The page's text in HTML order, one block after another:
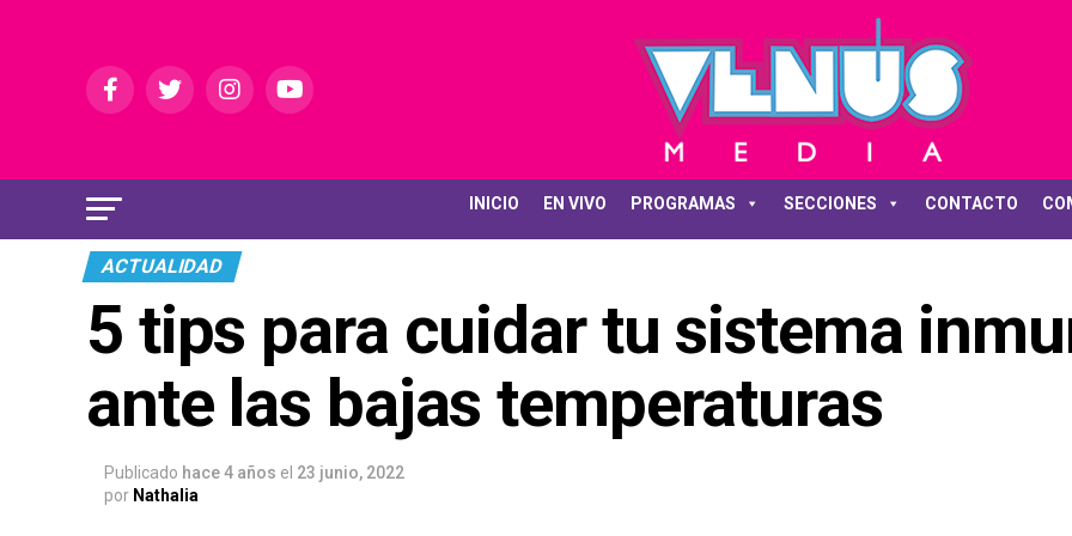
INICIO EN VIVO PROGRAMAS SECCIONES CONTACTO
ACTUALIDAD
5 tips para cuidar tu sistema
ante las bajas temperaturas
Publicado hace 4 años el 23 junio, 2022
por Nathalia